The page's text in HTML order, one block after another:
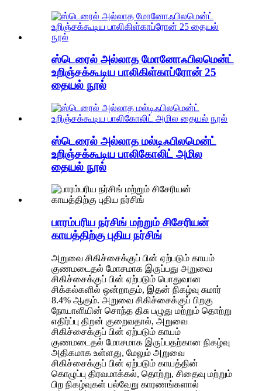
ஸ்டெரைல் அல்லாத மோனோஃபிலமென்ட்
உறிஞ்சக்கூடிய பாலிகிள்காப்ரோன் 25
தையல் நூல்
ஸ்டெரைல் அல்லாத மல்டிஃபிலமென்ட்
உறிஞ்சக்கூடிய பாலிகோலிட் அமில
தையல் நூல்
பாரம்பரிய நர்சிங் மற்றும் சிசேரியன்
காயத்திற்கு புதிய நர்சிங்
அறுவை சிகிச்சைக்குப் பின் ஏற்படும் காயம்
குணமடைதல் மோசமாக இருப்பது அறுவை
சிகிச்சைக்குப் பின் ஏற்படும் பொதுவான
சிக்கல்களில் ஒன்றாகும், இதன் நிகழ்வு சுமார்
8.4% ஆகும். அறுவை சிகிச்சைக்குப் பிறகு
நோயாளியின் சொந்த திசு பழுது மற்றும் தொற்று
எதிர்ப்பு திறன் குறைவதால், அறுவை
சிகிச்சைக்குப் பின் ஏற்படும் காயம்
குணமடைதல் மோசமாக இருப்பதற்கான நிகழ்வு
அதிகமாக உள்ளது, மேலும் அறுவை
சிகிச்சைக்குப் பின் ஏற்படும் காயத்தின்
கொழுப்பு திரவமாக்கல், தொற்று, சிதைவு மற்றும்
பிற நிகழ்வுகள் பல்வேறு காரணங்களால்